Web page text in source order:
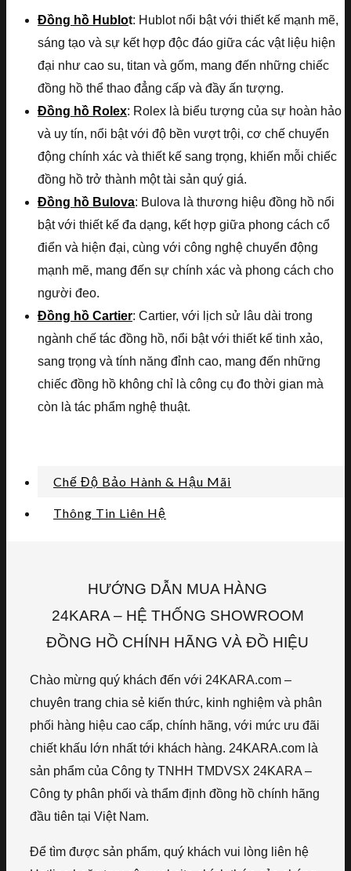
Đồng hồ Hublot: Hublot nổi bật với thiết kế mạnh mẽ,
sáng tạo và sự kết hợp độc đáo giữa các vật liệu hiện
đại như cao su, titan và gốm, mang đến những chiếc
đồng hồ thể thao đẳng cấp và đầy ấn tượng.
Đồng hồ Rolex: Rolex là biểu tượng của sự hoàn hảo
và uy tín, nổi bật với độ bền vượt trội, cơ chế chuyển
động chính xác và thiết kế sang trọng, khiến mỗi chiếc
đồng hồ trở thành một tài sản quý giá.
Đồng hồ Bulova: Bulova là thương hiệu đồng hồ nổi
bật với thiết kế đa dạng, kết hợp giữa phong cách cổ
điển và hiện đại, cùng với công nghệ chuyển động
mạnh mẽ, mang đến sự chính xác và phong cách cho
người đeo.
Đồng hồ Cartier: Cartier, với lịch sử lâu dài trong
ngành chế tác đồng hồ, nổi bật với thiết kế tinh xảo,
sang trọng và tính năng đỉnh cao, mang đến những
chiếc đồng hồ không chỉ là công cụ đo thời gian mà
còn là tác phẩm nghệ thuật.
Chế Độ Bảo Hành & Hậu Mãi
Thông Tin Liên Hệ
HƯỚNG DẪN MUA HÀNG
24KARA – HỆ THỐNG SHOWROOM
ĐỒNG HỒ CHÍNH HÃNG VÀ ĐỒ HIỆU
Chào mừng quý khách đến với 24KARA.com –
chuyên trang chia sẻ kiến thức, kinh nghiệm và phân
phối hàng hiệu cao cấp, chính hãng, với mức ưu đãi
chiết khấu lớn nhất tới khách hàng. 24KARA.com là
sản phẩm của Công ty TNHH TMDVSX 24KARA –
Công ty phân phối và thẩm định đồng hồ chính hãng
đầu tiên tại Việt Nam.
Để tìm được sản phẩm, quý khách vui lòng liên hệ